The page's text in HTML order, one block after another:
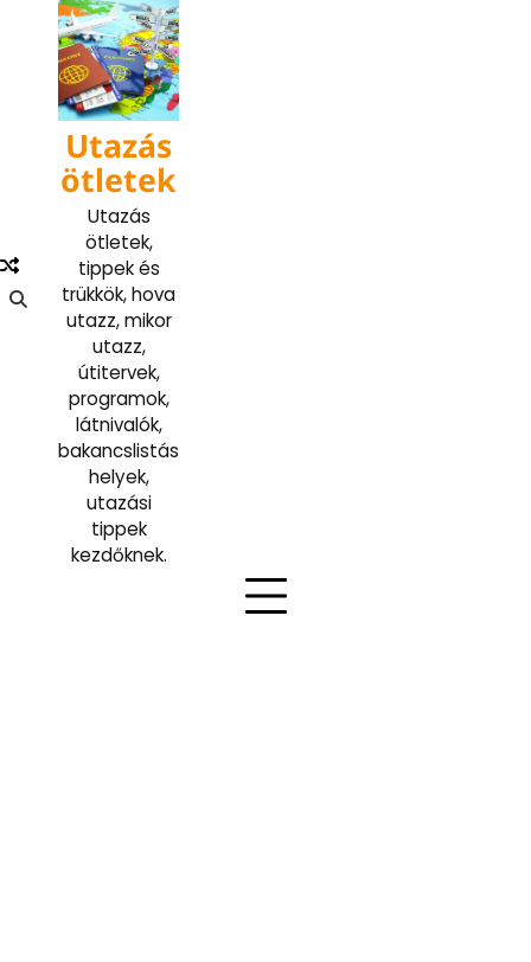
content
Utazás
ötletek
Utazás
ötletek,
tippek és
trükkök, hova
utazz, mikor
utazz,
útitervek,
programok,
látnivalók,
bakancslistás
helyek,
utazási
tippek
kezdőknek.